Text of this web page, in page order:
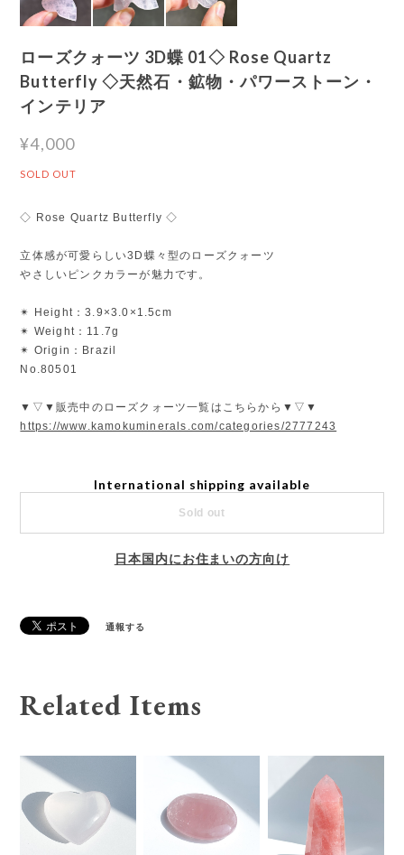
ローズクォーツ 3D蝶 01◇ Rose Quartz
Butterfly ◇天然石・鉱物・パワーストーン・
インテリア
¥4,000
SOLD OUT
◇ Rose Quartz Butterfly ◇
立体感が可愛らしい3D蝶々型のローズクォーツ
やさしいピンクカラーが魅力です。
✴︎ Height：3.9×3.0×1.5cm
✴︎ Weight：11.7g
✴︎ Origin：Brazil
No.80501
▼▽▼販売中のローズクォーツ一覧はこちらから▼▽▼
https://www.kamokuminerals.com/categories/2777243
International shipping available
Sold out
日本国内にお住まいの方向け
通報する
Related Items